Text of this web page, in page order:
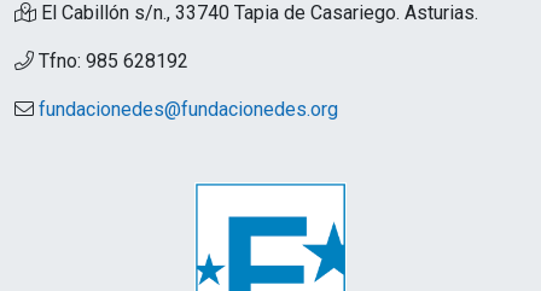
El Cabillón s/n., 33740 Tapia de Casariego. Asturias.
Tfno: 985 628192
fundacionedes@fundacionedes.org